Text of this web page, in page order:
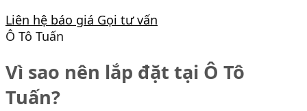
Liên hệ báo giá Gọi tư vấn
Ô Tô Tuấn
Vì sao nên lắp đặt tại Ô Tô
Tuấn?